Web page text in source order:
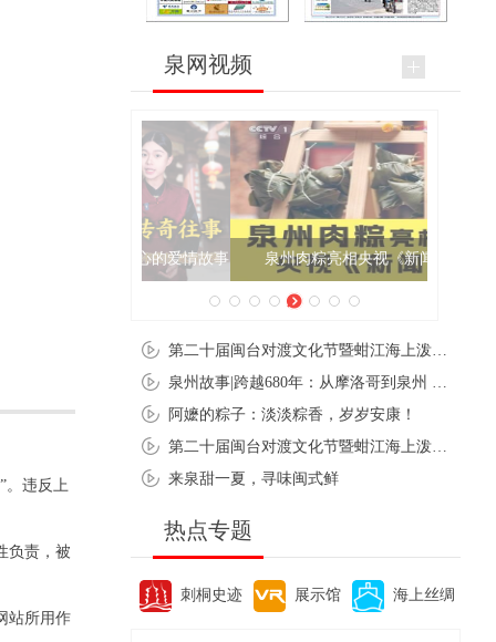
。违反上
负责，被
站所用作
泉网视频
泉州肉粽亮相央视《新闻联播》
阿嬷的粽子：淡淡粽香，岁岁安康！
来泉甜一夏，寻味闽式鲜
热点专题
刺桐史迹 展示馆 海上丝绸